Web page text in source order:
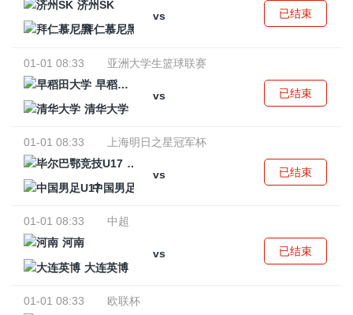
济州SK
vs
拜仁慕尼黑
已结束
01-01 08:33
亚洲大学生篮球联赛
早稻田大学
vs
清华大学
已结束
01-01 08:33
上海明日之星冠军杯
毕尔巴鄂竞技U17
vs
中国男足U17
已结束
01-01 08:33
中超
河南
vs
大连英博
已结束
01-01 08:33
欧联杯